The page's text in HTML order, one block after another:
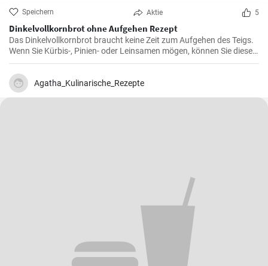
Speichern Aktie 5
Dinkelvollkornbrot ohne Aufgehen Rezept
Das Dinkelvollkornbrot braucht keine Zeit zum Aufgehen des Teigs.
Wenn Sie Kürbis-, Pinien- oder Leinsamen mögen, können Sie diese
direkt in den Teig oder auf das Dinkelvollkornbrot geben.
Agatha_Kulinarische_Rezepte